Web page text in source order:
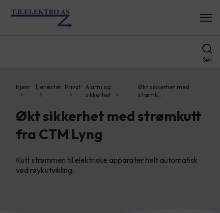
Søk
Hjem Tjenester Privat
Alarm og
sikkerhet
Økt sikkerhet med
strømk…
Økt sikkerhet med strømkutt
fra CTM Lyng
Kutt strømmen til elektriske apparater helt automatisk
ved røykutvikling.